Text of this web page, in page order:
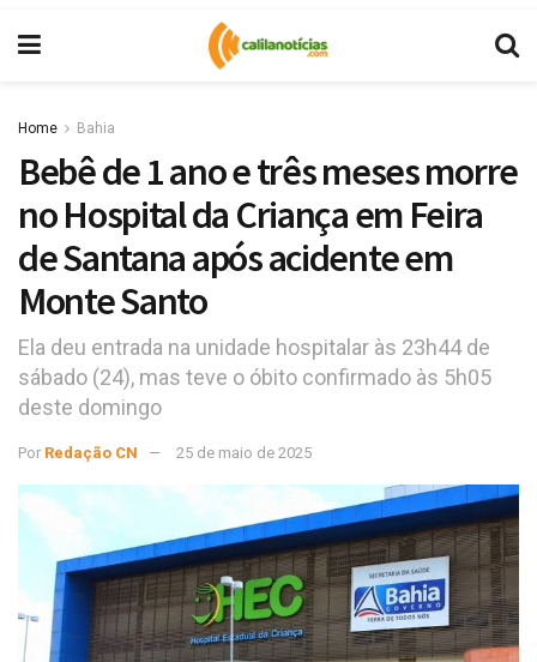
Home Bahia
Bebê de 1 ano e três meses morre
no Hospital da Criança em Feira
de Santana após acidente em
Monte Santo
Ela deu entrada na unidade hospitalar às 23h44 de
sábado (24), mas teve o óbito confirmado às 5h05
deste domingo
Por Redação CN 25 de maio de 2025